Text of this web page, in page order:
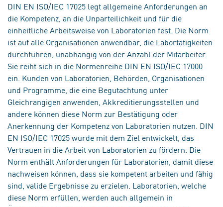
DIN EN ISO/IEC 17025 legt allgemeine Anforderungen an
die Kompetenz, an die Unparteilichkeit und für die
einheitliche Arbeitsweise von Laboratorien fest. Die Norm
ist auf alle Organisationen anwendbar, die Labortätigkeiten
durchführen, unabhängig von der Anzahl der Mitarbeiter.
Sie reiht sich in die Normenreihe DIN EN ISO/IEC 17000
ein. Kunden von Laboratorien, Behörden, Organisationen
und Programme, die eine Begutachtung unter
Gleichrangigen anwenden, Akkreditierungsstellen und
andere können diese Norm zur Bestätigung oder
Anerkennung der Kompetenz von Laboratorien nutzen. DIN
EN ISO/IEC 17025 wurde mit dem Ziel entwickelt, das
Vertrauen in die Arbeit von Laboratorien zu fördern. Die
Norm enthält Anforderungen für Laboratorien, damit diese
nachweisen können, dass sie kompetent arbeiten und fähig
sind, valide Ergebnisse zu erzielen. Laboratorien, welche
diese Norm erfüllen, werden auch allgemein in